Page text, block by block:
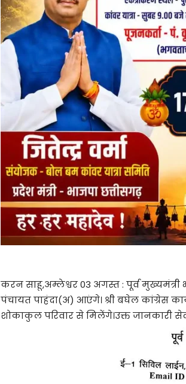
करन साहू,अम्लेश्वर 03 अगस्त : पूर्व
पंचायत पाहंदा(अ) आएंगे। श्री बघेल कांग्रेस
शोकाकुल परिवार से मिलेंगे।उक्त जानकारी